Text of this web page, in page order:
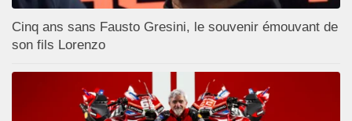
Cinq ans sans Fausto Gresini, le souvenir émouvant de
son fils Lorenzo